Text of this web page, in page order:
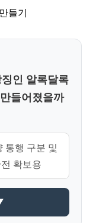
들기
인 알록달록
들어졌을까
통행 구분 및
확보용